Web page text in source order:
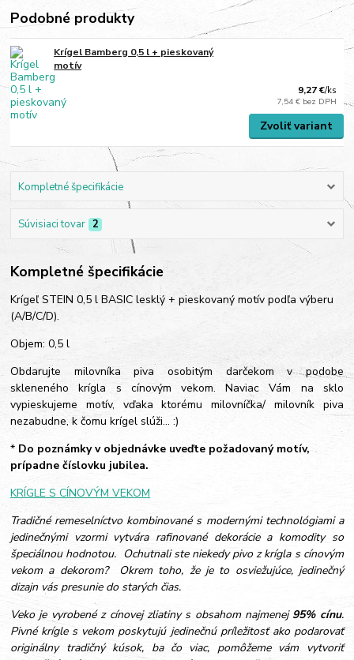
Podobné produkty
Krígel Bamberg 0,5 l + pieskovaný
motív
9,27 €/ks
7,54 € bez DPH
Zvoliť variant
Kompletné špecifikácie
Súvisiaci tovar 2
Kompletné špecifikácie
Krígeľ STEIN 0,5 l BASIC lesklý + pieskovaný motív podľa výberu
(A/B/C/D).
Objem: 0,5 l
Obdarujte milovníka piva osobitým darčekom v podobe
skleneného krígla s cínovým vekom. Naviac Vám na sklo
vypieskujeme motív, vďaka ktorému milovníčka/ milovník piva
nezabudne, k čomu krígel slúži... :)
* Do poznámky v objednávke uveďte požadovaný motív,
prípadne číslovku jubilea.
KRÍGLE S CÍNOVÝM VEKOM
Tradičné remeselníctvo kombinované s modernými technológiami a
jedinečnými vzormi vytvára rafinované dekorácie a komodity so
špeciálnou hodnotou. Ochutnali ste niekedy pivo z krígla s cínovým
vekom a dekorom? Okrem toho, že je to osviežujúce, jedinečný
dizajn vás presunie do starých čias.
Veko je vyrobené z cínovej zliatiny s obsahom najmenej 95% cínu.
Pivné krígle s vekom poskytujú jedinečnú príležitosť ako podarovať
originálny tradičný kúsok, ba čo viac, pomôžeme vám vytvoriť